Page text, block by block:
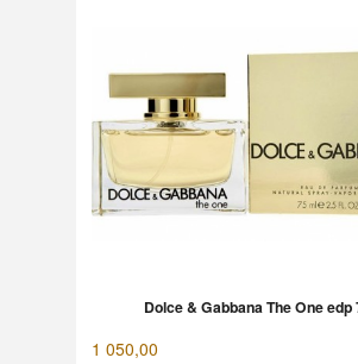
Dolce & Gabbana The One edp
1 050,00